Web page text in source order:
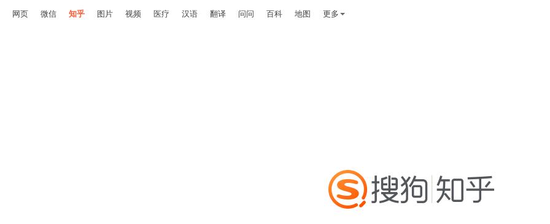
网页 微信 知乎 图片 视频 医疗 汉语 翻译 问问 百科 地图 更多